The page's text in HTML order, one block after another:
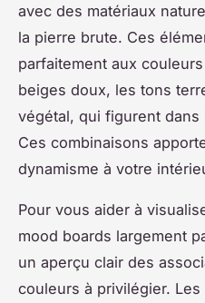
avec des matériaux
la pierre brute. Ces
parfaitement aux
beiges doux, les tons
végétal, qui figurent
Ces combinaisons
dynamisme à votre
Pour vous aider à
mood boards largement
un aperçu clair des
couleurs à privilégier.